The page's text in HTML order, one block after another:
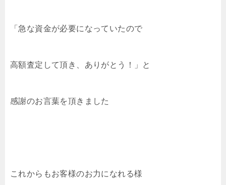
「急な資金が必要になっていたので
高額査定して頂き、ありがとう！」と
感謝のお言葉を頂きました
これからもお客様のお力になれる様